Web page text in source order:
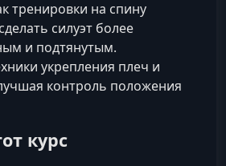
тренировки на спину
силуэт более
и подтянутым.
укрепления плеч и
контроль положения
курс